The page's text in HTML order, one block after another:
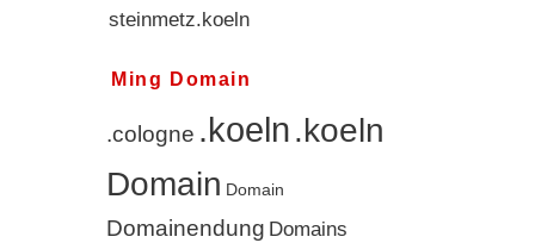
steinmetz.koeln
Ming Domain
.cologne .koeln.koeln
Domain Domain
Domainendung Domains